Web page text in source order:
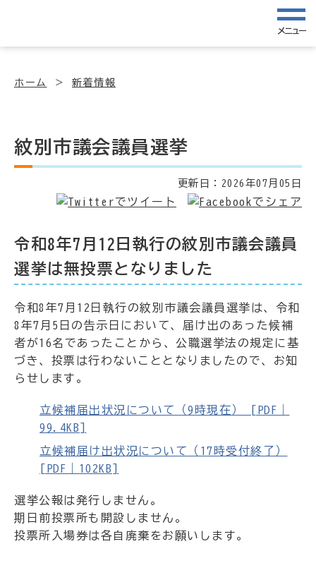
メニュー
ホーム 新着情報
紋別市議会議員選挙
更新日： 2026年07月05日
令和8年7月12日執行の紋別市議会議員
選挙は無投票となりました
令和8年7月12日執行の紋別市議会議員選挙は、令和
8年7月5日の告示日において、届け出のあった候補
者が16名であったことから、公職選挙法の規定に基
づき、投票は行わないこととなりましたので、お知
らせします。
立候補届出状況について（9時現在） [PDF｜
99.4KB]
立候補届け出状況について（17時受付終了）
[PDF｜102KB]
選挙公報は発行しません。
期日前投票所も開設しません。
投票所入場券は各自廃棄をお願いします。